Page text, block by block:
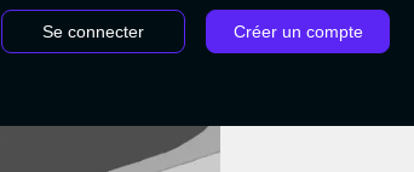
Se connecter Créer un compte